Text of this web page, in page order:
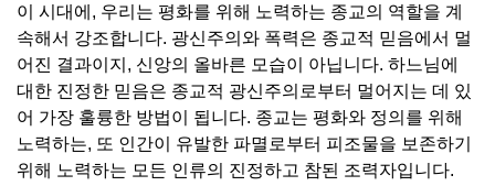
이 시대에, 우리는 평화를 위해 노력하는 종교의 역할을 계
속해서 강조합니다. 광신주의와 폭력은 종교적 믿음에서 멀
어진 결과이지, 신앙의 올바른 모습이 아닙니다. 하느님에
대한 진정한 믿음은 종교적 광신주의로부터 멀어지는 데 있
어 가장 훌륭한 방법이 됩니다. 종교는 평화와 정의를 위해
노력하는, 또 인간이 유발한 파멸로부터 피조물을 보존하기
위해 노력하는 모든 인류의 진정하고 참된 조력자입니다.